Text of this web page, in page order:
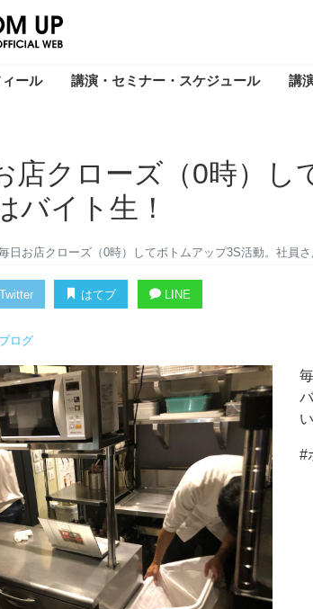
ール 講演・セミナー・スケジュール 講
店クローズ（0時）し
バイト生！
日お店クローズ（0時）してボトムアップ3S活動。社員
Twitter はてブ LINE
ブログ
#